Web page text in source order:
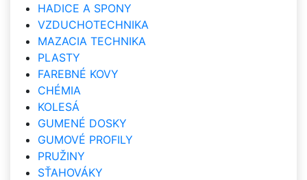
HADICE A SPONY
VZDUCHOTECHNIKA
MAZACIA TECHNIKA
PLASTY
FAREBNÉ KOVY
CHÉMIA
KOLESÁ
GUMENÉ DOSKY
GUMOVÉ PROFILY
PRUŽINY
SŤAHOVÁKY